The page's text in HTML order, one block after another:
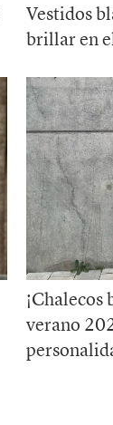
Vestidos
brillar en
¡Chalecos
verano